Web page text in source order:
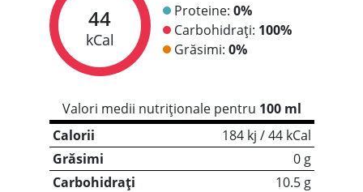
44
kCal
Proteine: 0%
Carbohidrați: 100%
Grăsimi: 0%
Valori medii nutriționale pentru 100 ml
Calorii
184 kj / 44 kCal
Grăsimi
0 g
Carbohidrați
10.5 g